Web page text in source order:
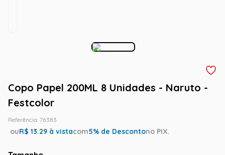
Copo Papel 200ML 8 Unidades - Naruto -
Festcolor
Referência: 76383
ouR$ 13.29 à vistacom5% de Descontono PIX.